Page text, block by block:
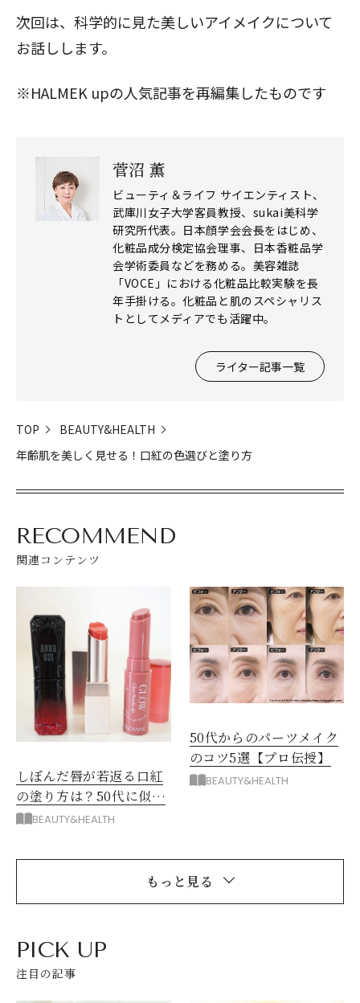
次回は、 科学的に見た美しいアイメイクについて
お話しします。
※HALMEK upの人気記事を再編集したものです
菅沼 薫
ビューティ＆ライフ サイエンティスト、
武庫川女子大学客員教授、sukai美科学
研究所代表。日本顔学会会長をはじめ、
化粧品成分検定協会理事、日本香粧品学
会学術委員などを務める。美容雑誌
「VOCE」における化粧品比較実験を長
年手掛ける。化粧品と肌のスペシャリス
トとしてメディアでも活躍中。
ライター記事一覧
TOP
BEAUTY&HEALTH
年齢肌を美しく見せる！口紅の色選びと塗り方
RECOMMEND
関連コンテンツ
しぼんだ唇が若返る口紅
の塗り方は？50代に似合
うおすすめリップも！
BEAUTY&HEALTH
50代からのパーツメイク
のコツ5選【プロ伝授】
BEAUTY&HEALTH
もっと見る
PICK UP
注目の記事